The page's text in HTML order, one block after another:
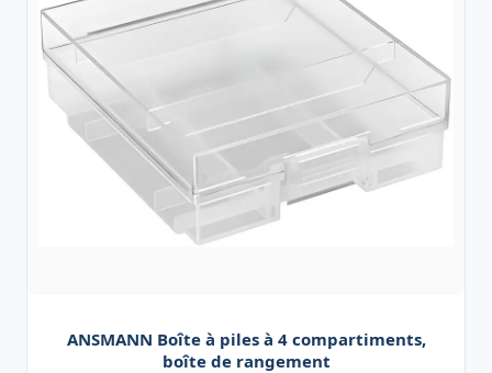
ANSMANN Boîte à piles à 4 compartiments,
boîte de rangement